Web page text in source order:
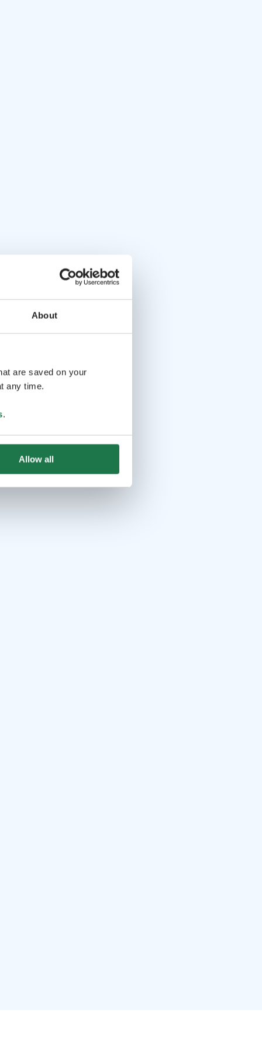
About
are saved on your
any time.
.
Allow all